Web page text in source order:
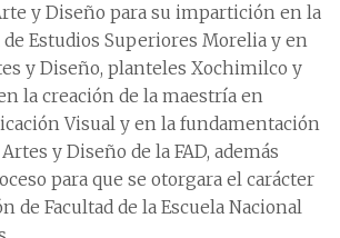
y Diseño para su impartición en la
de Estudios Superiores Morelia y en
y Diseño, planteles Xochimilco y
la creación de la maestría en
Visual y en la fundamentación
y Diseño de la FAD, además
para que se otorgara el carácter
de Facultad de la Escuela Nacional